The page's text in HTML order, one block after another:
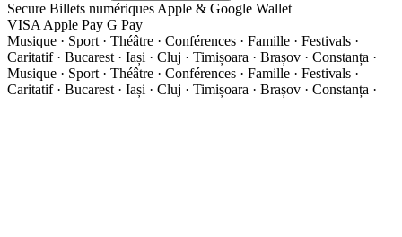
Secure Billets numériques Apple & Google Wallet
VISA Apple Pay G Pay
Musique · Sport · Théâtre · Conférences · Famille · Festivals ·
Caritatif · Bucarest · Iași · Cluj · Timișoara · Brașov · Constanța ·
Musique · Sport · Théâtre · Conférences · Famille · Festivals ·
Caritatif · Bucarest · Iași · Cluj · Timișoara · Brașov · Constanța ·